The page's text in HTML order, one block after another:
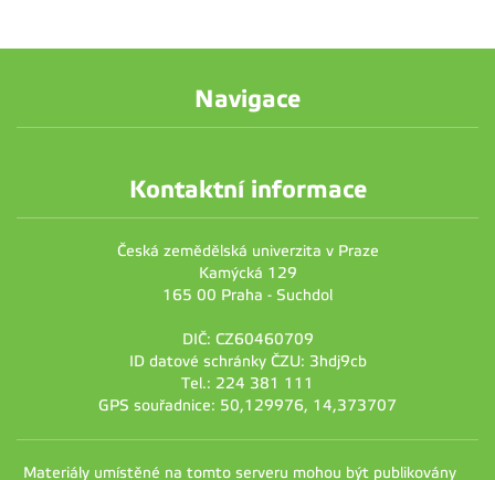
Navigace
Kontaktní informace
Česká zemědělská univerzita v Praze
Kamýcká 129
165 00 Praha - Suchdol
DIČ: CZ60460709
ID datové schránky ČZU: 3hdj9cb
Tel.: 224 381 111
GPS souřadnice: 50,129976, 14,373707
Materiály umístěné na tomto serveru mohou být publikovány